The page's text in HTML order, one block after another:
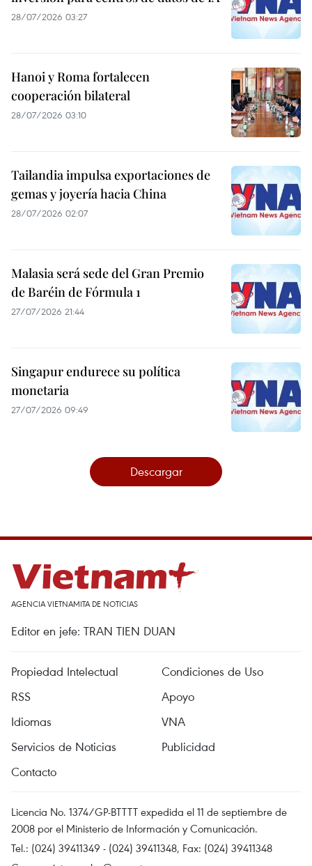
28/07/2026 03:27
Hanoi y Roma fortalecen
cooperación bilateral
28/07/2026 03:10
Tailandia impulsa exportaciones de
gemas y joyería hacia China
28/07/2026 02:07
Malasia será sede del Gran Premio
de Baréin de Fórmula 1
27/07/2026 21:44
Singapur endurece su política
monetaria
27/07/2026 09:49
Descargar
AGENCIA VIETNAMITA DE NOTICIAS
Editor en jefe: TRAN TIEN DUAN
Propiedad Intelectual
Condiciones de Uso
RSS
Apoyo
Idiomas
VNA
Servicios de Noticias
Publicidad
Contacto
Licencia No. 1374/GP-BTTTT expedida el 11 de septiembre de
2008 por el Ministerio de Información y Comunicación.
Tel.: (024) 39411349 - (024) 39411348, Fax: (024) 39411348